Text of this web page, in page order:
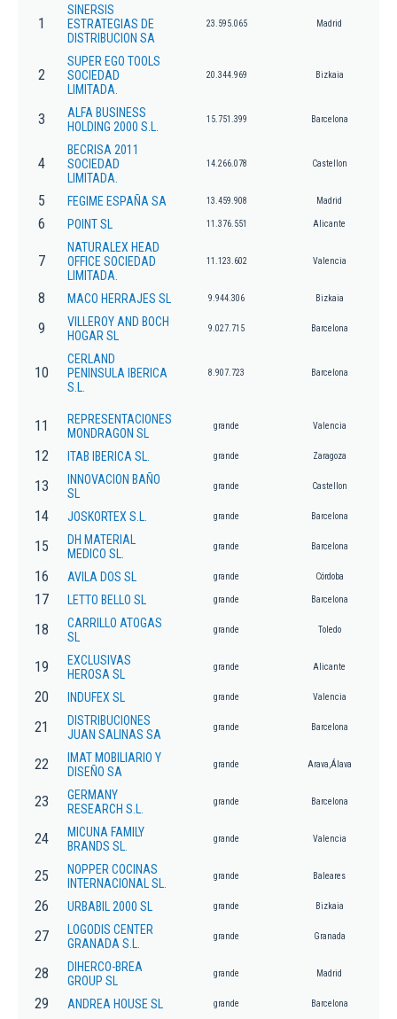
1
SINERSIS
ESTRATEGIAS DE
DISTRIBUCION SA
23.595.065 Madrid
2
SUPER EGO TOOLS
SOCIEDAD
LIMITADA.
20.344.969 Bizkaia
3
ALFA BUSINESS
HOLDING 2000 S.L.
15.751.399 Barcelona
4
BECRISA 2011
SOCIEDAD
LIMITADA.
14.266.078 Castellon
5 FEGIME ESPAÑA SA 13.459.908 Madrid
6 POINT SL 11.376.551 Alicante
7
NATURALEX HEAD
OFFICE SOCIEDAD
LIMITADA.
11.123.602 Valencia
8 MACO HERRAJES SL 9.944.306 Bizkaia
9
VILLEROY AND BOCH
HOGAR SL
9.027.715 Barcelona
10
CERLAND
PENINSULA IBERICA
S.L.
8.907.723 Barcelona
11
REPRESENTACIONES
MONDRAGON SL
grande Valencia
12 ITAB IBERICA SL. grande Zaragoza
13
INNOVACION BAÑO
SL
grande Castellon
14 JOSKORTEX S.L. grande Barcelona
15
DH MATERIAL
MEDICO SL.
grande Barcelona
16 AVILA DOS SL grande Córdoba
17 LETTO BELLO SL grande Barcelona
18
CARRILLO ATOGAS
SL
grande Toledo
19
EXCLUSIVAS
HEROSA SL
grande Alicante
20 INDUFEX SL grande Valencia
21
DISTRIBUCIONES
JUAN SALINAS SA
grande Barcelona
22
IMAT MOBILIARIO Y
DISEÑO SA
grande Arava,Álava
23
GERMANY
RESEARCH S.L.
grande Barcelona
24
MICUNA FAMILY
BRANDS SL.
grande Valencia
25
NOPPER COCINAS
INTERNACIONAL SL.
grande Baleares
26 URBABIL 2000 SL grande Bizkaia
27
LOGODIS CENTER
GRANADA S.L.
grande Granada
28
DIHERCO-BREA
GROUP SL
grande Madrid
29 ANDREA HOUSE SL grande Barcelona